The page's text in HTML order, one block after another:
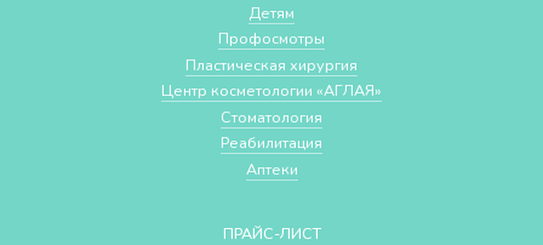
Детям
Профосмотры
Пластическая хирургия
Центр косметологии «АГЛАЯ»
Стоматология
Реабилитация
Аптеки
ПРАЙС-ЛИСТ